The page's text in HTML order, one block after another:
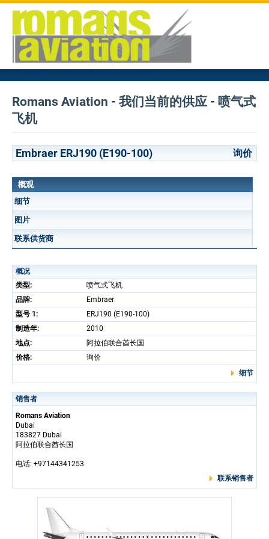
Romans Aviation - 我们当前的供应 - 喷气式
飞机
Embraer ERJ190 (E190-100) 询价
概观
细节
图片
联系供货商
概况
类型:
喷气式飞机
品牌:
Embraer
型号 1:
ERJ190 (E190-100)
制造年:
2010
地点:
阿拉伯联合酋长国
价格:
询价
细节
销售者
Romans Aviation
Dubai
183827 Dubai
阿拉伯联合酋长国
电话: +97144341253
联系销售者